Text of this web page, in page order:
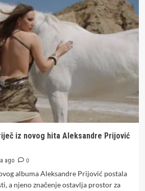
iz novog hita Aleksandre Prijović
ago
0
albuma Aleksandre Prijović postala
a njeno značenje ostavlja prostor za